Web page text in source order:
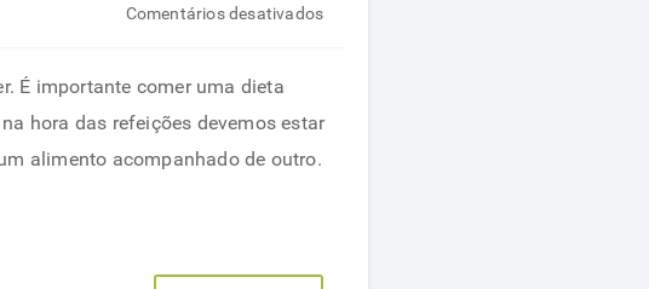
Comentários desativadosem
não
É importante comer uma dieta
hora das refeições devemos estar
alimento acompanhado de outro.